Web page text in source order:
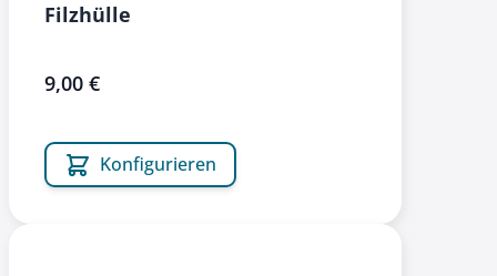
Filzhülle
9,00 €
Konfigurieren